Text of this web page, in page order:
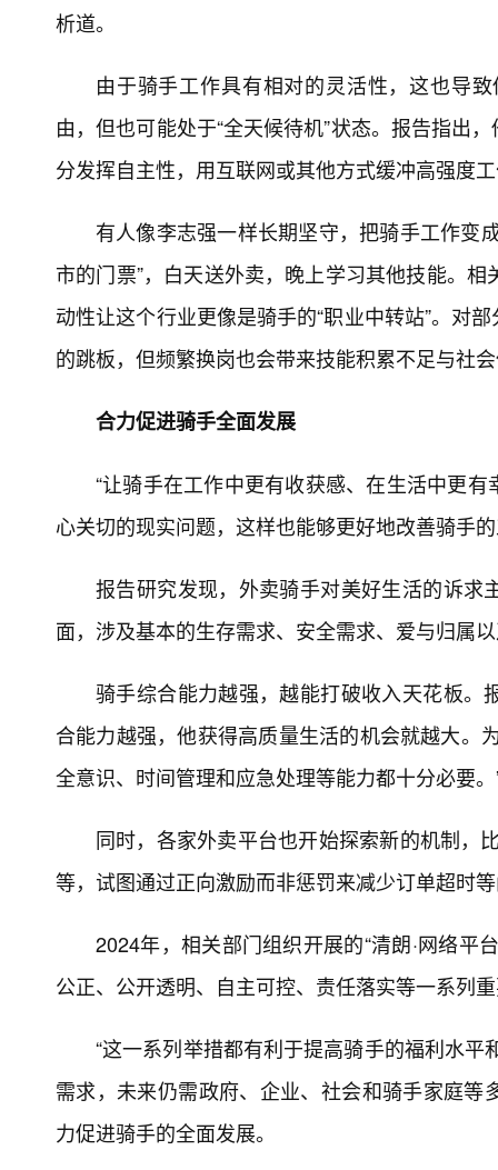
析道。
由于骑手工作具有相对的灵活性，这也导
由，但也可能处于“全天候待机”状态。报告指出
分发挥自主性，用互联网或其他方式缓冲高强度
有人像李志强一样长期坚守，把骑手工作变
市的门票”，白天送外卖，晚上学习其他技能。
动性让这个行业更像是骑手的“职业中转站”。对
的跳板，但频繁换岗也会带来技能积累不足与社
合力促进骑手全面发展
“让骑手在工作中更有收获感、在生活中更
心关切的现实问题，这样也能够更好地改善骑手
报告研究发现，外卖骑手对美好生活的诉
面，涉及基本的生存需求、安全需求、爱与归属
骑手综合能力越强，越能打破收入天花板
合能力越强，他获得高质量生活的机会就越大。
全意识、时间管理和应急处理等能力都十分必要
同时，各家外卖平台也开始探索新的机制，
等，试图通过正向激励而非惩罚来减少订单超时
2024年，相关部门组织开展的“清朗·网络平
公正、公开透明、自主可控、责任落实等一系列
“这一系列举措都有利于提高骑手的福利水
需求，未来仍需政府、企业、社会和骑手家庭
力促进骑手的全面发展。